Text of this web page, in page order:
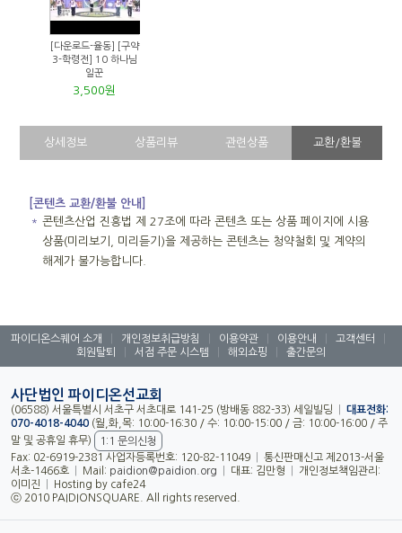
[다운로드-율동] [구약
3-학령전] 10 하나님
일꾼
3,500원
상세정보 상품리뷰 관련상품 교환/환불
[콘텐츠 교환/환불 안내]
＊ 콘텐츠산업 진흥법 제 27조에 따라 콘텐츠 또는 상품 페이지에 시용
상품(미리보기, 미리듣기)을 제공하는 콘텐츠는 청약철회 및 계약의
해제가 불가능합니다.
파이디온스퀘어 소개 개인정보취급방침 이용약관 이용안내 고객센터
회원탈퇴
서점 주문 시스템 해외쇼핑 출간문의
사단법인 파이디온선교회
(06588) 서울특별시 서초구 서초대로 141-25 (방배동 882-33) 세일빌딩
대표전화:
070-4018-4040 (월,화,목: 10:00-16:30 / 수: 10:00-15:00 / 금: 10:00-16:00 / 주
말 및 공휴일 휴무)
1:1 문의신청
Fax: 02-6919-2381 사업자등록번호: 120-82-11049
통신판매신고 제2013-서울
서초-1466호
Mail: paidion@paidion.org 대표: 김만형
개인정보책임관리:
이미진
Hosting by cafe24
ⓒ 2010 PAIDIONSQUARE. All rights reserved.